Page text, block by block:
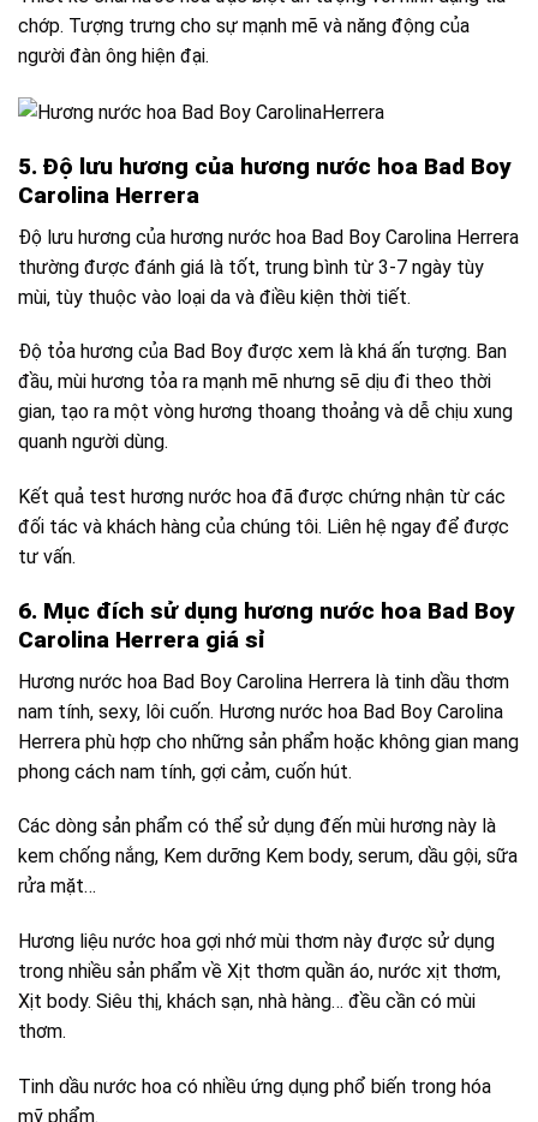
chớp. Tượng trưng cho sự mạnh mẽ và năng động của
người đàn ông hiện đại.
5. Độ lưu hương của hương nước hoa Bad Boy
Carolina Herrera
Độ lưu hương của hương nước hoa Bad Boy Carolina Herrera
thường được đánh giá là tốt, trung bình từ 3-7 ngày tùy
mùi, tùy thuộc vào loại da và điều kiện thời tiết.
Độ tỏa hương của Bad Boy được xem là khá ấn tượng. Ban
đầu, mùi hương tỏa ra mạnh mẽ nhưng sẽ dịu đi theo thời
gian, tạo ra một vòng hương thoang thoảng và dễ chịu xung
quanh người dùng.
Kết quả test hương nước hoa đã được chứng nhận từ các
đối tác và khách hàng của chúng tôi. Liên hệ ngay để được
tư vấn.
6. Mục đích sử dụng hương nước hoa Bad Boy
Carolina Herrera giá sỉ
Hương nước hoa Bad Boy Carolina Herrera là tinh dầu thơm
nam tính, sexy, lôi cuốn. Hương nước hoa Bad Boy Carolina
Herrera phù hợp cho những sản phẩm hoặc không gian mang
phong cách nam tính, gợi cảm, cuốn hút.
Các dòng sản phẩm có thể sử dụng đến mùi hương này là
kem chống nắng, Kem dưỡng Kem body, serum, dầu gội, sữa
rửa mặt…
Hương liệu nước hoa gợi nhớ mùi thơm này được sử dụng
trong nhiều sản phẩm về Xịt thơm quần áo, nước xịt thơm,
Xịt body. Siêu thị, khách sạn, nhà hàng… đều cần có mùi
thơm.
Tinh dầu nước hoa có nhiều ứng dụng phổ biến trong hóa
mỹ phẩm.